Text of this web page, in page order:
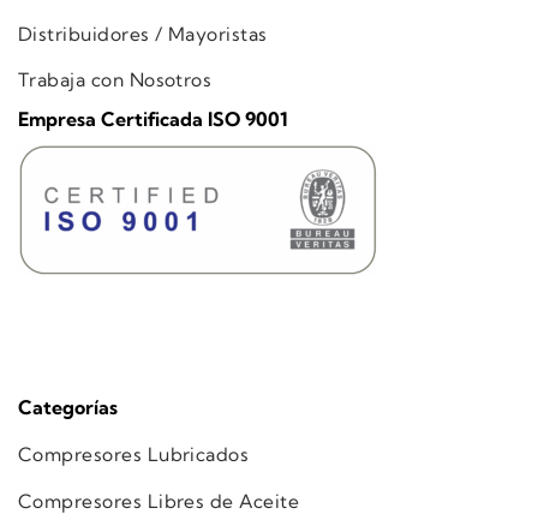
Categorías
Compresores Lubricados
Compresores Libres de Aceite
Distribuidores / Mayoristas
Trabaja con Nosotros
Empresa Certificada ISO 9001